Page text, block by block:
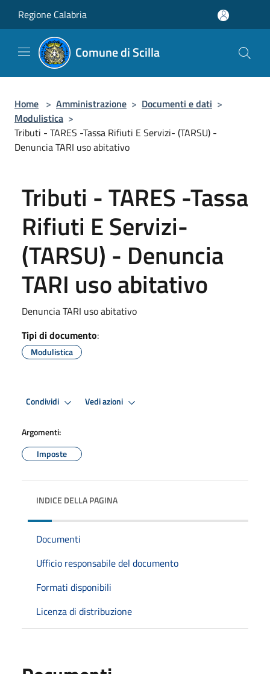
Regione Calabria
Comune di Scilla
Home > Amministrazione > Documenti e dati >
Modulistica >
Tributi - TARES -Tassa Rifiuti E Servizi- (TARSU) -
Denuncia TARI uso abitativo
Tributi - TARES -Tassa
Rifiuti E Servizi-
(TARSU) - Denuncia
TARI uso abitativo
Denuncia TARI uso abitativo
Tipi di documento:
Modulistica
Condividi Vedi azioni
Argomenti:
Imposte
INDICE DELLA PAGINA
Documenti
Ufficio responsabile del documento
Formati disponibili
Licenza di distribuzione